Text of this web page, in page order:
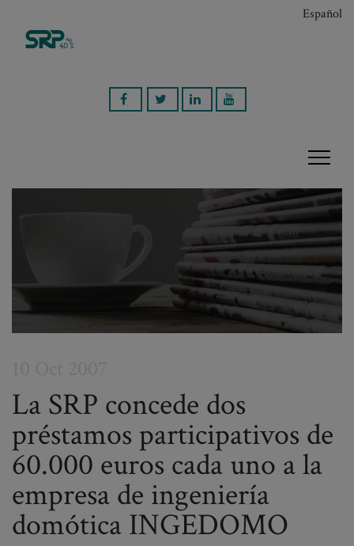
La SRP concede dos
préstamos participativos de
60.000 euros cada uno a la
empresa de ingeniería
domótica INGEDOMO
Post
navigation
Español